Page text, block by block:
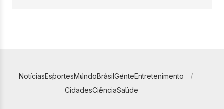
NotíciasEsportesMundoBrasilGenteEntretenimento
CidadesCiênciaSaúde